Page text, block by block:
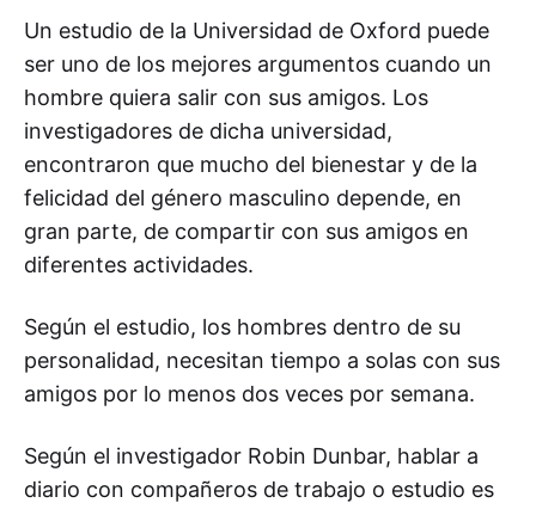
Un estudio de la Universidad de Oxford puede
ser uno de los mejores argumentos cuando un
hombre quiera salir con sus amigos. Los
investigadores de dicha universidad,
encontraron que mucho del bienestar y de la
felicidad del género masculino depende, en
gran parte, de compartir con sus amigos en
diferentes actividades.
Según el estudio, los hombres dentro de su
personalidad, necesitan tiempo a solas con sus
amigos por lo menos dos veces por semana.
Según el investigador Robin Dunbar, hablar a
diario con compañeros de trabajo o estudio es